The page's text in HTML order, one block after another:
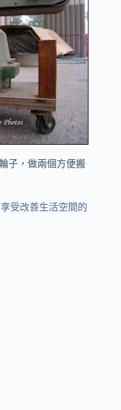
子，做兩個方便搬
受改善生活空間的